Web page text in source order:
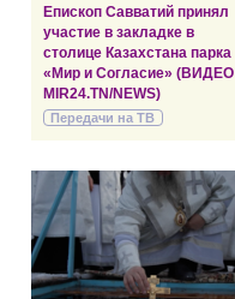
Епископ Савватий принял
участие в закладке в
столице Казахстана парка
«Мир и Согласие» (ВИДЕО
MIR24.TN/NEWS)
Передачи на ТВ